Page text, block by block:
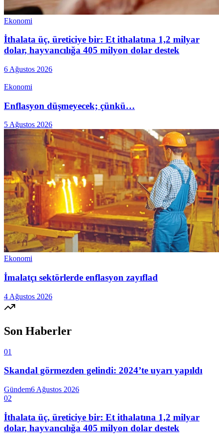
Ekonomi
İthalata üç, üreticiye bir: Et ithalatına 1,2 milyar
dolar, hayvancılığa 405 milyon dolar destek
6 Ağustos 2026
Ekonomi
Enflasyon düşmeyecek; çünkü…
5 Ağustos 2026
Ekonomi
İmalatçı sektörlerde enflasyon zayıflad
4 Ağustos 2026
Son Haberler
01
Skandal görmezden gelindi: 2024’te uyarı yapıldı
Gündem6 Ağustos 2026
02
İthalata üç, üreticiye bir: Et ithalatına 1,2 milyar
dolar, hayvancılığa 405 milyon dolar destek